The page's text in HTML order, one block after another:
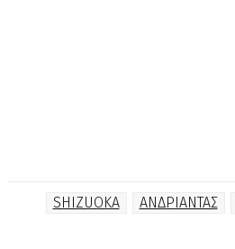
SHIZUOKA ΑΝΔΡΙΑΝΤΑΣ